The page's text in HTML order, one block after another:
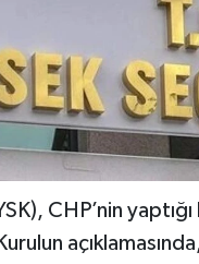
CHP’nin